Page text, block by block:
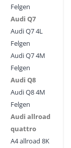
Felgen
Audi Q7
Audi Q7 4L
Felgen
Audi Q7 4M
Felgen
Audi Q8
Audi Q8 4M
Felgen
Audi allroad
quattro
A4 allroad 8K